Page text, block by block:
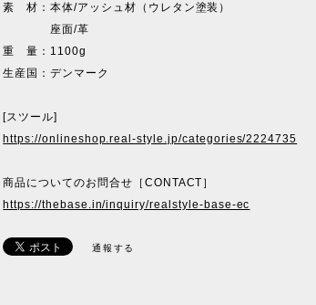
素 材：本体/アッシュ材（ウレタン塗装）
座面/革
重 量：1100g
生産国：デンマーク
[スツール]
https://onlineshop.real-style.jp/categories/2224735
商品についてのお問合せ［CONTACT］
https://thebase.in/inquiry/realstyle-base-ec
通報する